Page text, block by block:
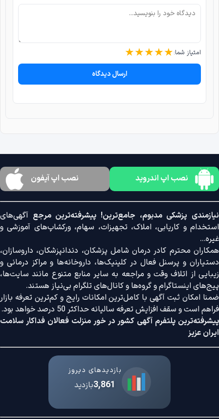
امتیاز شما: ★★★★★
ارسال دیدگاه
نصب اپ اندروید نصب اپ آیفون
نیازمندی پزشکی مدبوم، جامع‌ترین! پیشرفته‌ترین مرجع آگهی‌های
استخدام و کاریابی، املاک، تجهیزات، سهام، ورکشاپ‌های آموزشی و
غیره...
همکاران محترم کادر درمان شامل پزشکان، دندانپزشکان، داروسازان،
دستیاران و پرسنل فعال در کلینیک‌ها، داروخانه‌ها و مراکز درمانی و
زیبایی از اتلاف وقت و مراجعه به سایر منابع متنوع مانند سایت‌ها،
پیج‌های اینستاگرام و گروه‌ها و کانال‌های تلگرام بی‌نیاز هستند.
ضمنا امکان ثبت آگهی با کامل‌ترین امکانات رایج و کم‌ترین تعرفه بازار
فراهم است و سقف افزایش تعرفه سالیانه حداکثر 50 درصد خواهد بود.
پیشرفته‌ترین پلتفرم آگهی کشور در خور منزلت فعالان فداکار سلامت
ایران عزیز
بازدیدهای دیروز
3,861بازدید